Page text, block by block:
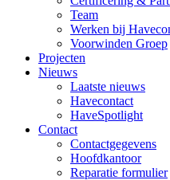
Team
Werken bij
Voorwinden Groep
Projecten
Nieuws
Laatste nieuws
Havecontact
HaveSpotlight
Contact
Contactgegevens
Hoofdkantoor
Reparatie formulier